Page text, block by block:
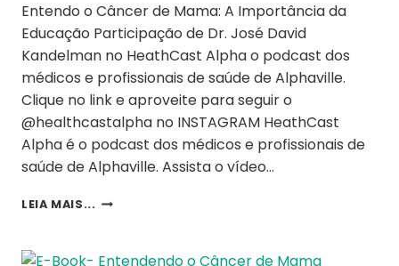
Entendo o Câncer de Mama: A Importância da
Educação Participação de Dr. José David
Kandelman no HeathCast Alpha o podcast dos
médicos e profissionais de saúde de Alphaville.
Clique no link e aproveite para seguir o
@healthcastalpha no INSTAGRAM HeathCast
Alpha é o podcast dos médicos e profissionais de
saúde de Alphaville. Assista o vídeo…
LEIA MAIS...